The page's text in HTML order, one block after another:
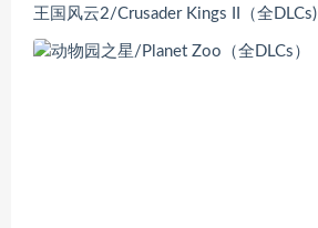
王国风云2/Crusader Kings II（全DLCs)